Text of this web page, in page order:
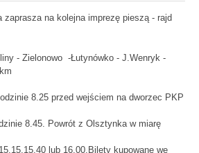
zaprasza na kolejna imprezę pieszą - rajd
- Zielonowo -Łutynówko - J.Wenryk -
8.25 przed wejściem na dworzec PKP
8.45. Powrót z Olsztynka w miarę
lub 16.00.Bilety kupowane we